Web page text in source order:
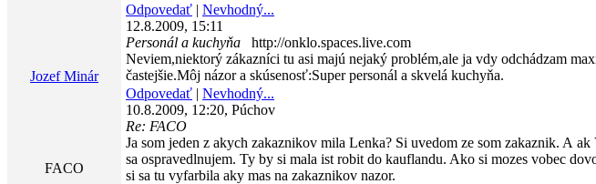
Odpovedať | Nevhodný...
12.8.2009, 15:11
Jozef Minár
Personál a kuchyňa
http://onklo.spaces.live.com
Neviem,niektorý zákazníci tu asi majú nejaký problém,ale ja vdy odchádzam
častejšie.Môj názor a skúsenosť:Super personál a skvelá kuchyňa.
Odpovedať | Nevhodný...
10.8.2009, 12:20, Púchov
FACO
Re: FACO
Ja som jeden z akych zakaznikov mila Lenka? Si uvedom ze som zakaznik. A
sa ospravedlnujem. Ty by si mala ist robit do kauflandu. Ako si mozes vobec
si sa tu vyfarbila aky mas na zakaznikov nazor.